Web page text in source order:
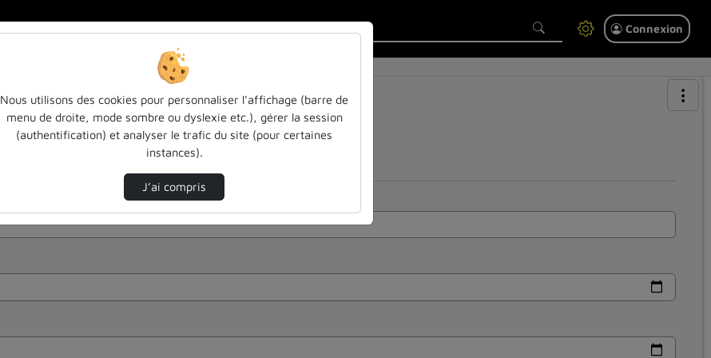
Connexion
Nous utilisons des cookies pour personnaliser l’affichage (barre de
menu de droite, mode sombre ou dyslexie etc.), gérer la session
(authentification) et analyser le trafic du site (pour certaines
instances).
J’ai compris